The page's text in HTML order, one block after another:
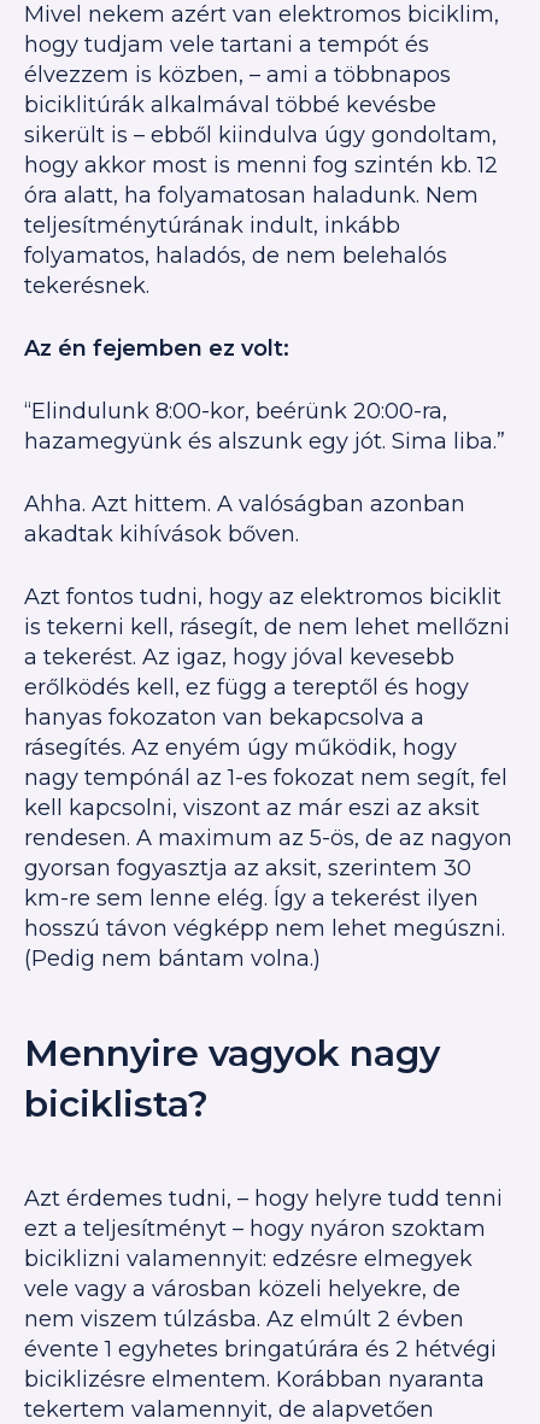
Mivel nekem azért van elektromos biciklim,
hogy tudjam vele tartani a tempót és
élvezzem is közben, – ami a többnapos
biciklitúrák alkalmával többé kevésbe
sikerült is – ebből kiindulva úgy gondoltam,
hogy akkor most is menni fog szintén kb. 12
óra alatt, ha folyamatosan haladunk. Nem
teljesítménytúrának indult, inkább
folyamatos, haladós, de nem belehalós
tekerésnek.
Az én fejemben ez volt:
“Elindulunk 8:00-kor, beérünk 20:00-ra,
hazamegyünk és alszunk egy jót. Sima liba.”
Ahha. Azt hittem. A valóságban azonban
akadtak kihívások bőven.
Azt fontos tudni, hogy az elektromos biciklit
is tekerni kell, rásegít, de nem lehet mellőzni
a tekerést. Az igaz, hogy jóval kevesebb
erőlködés kell, ez függ a tereptől és hogy
hanyas fokozaton van bekapcsolva a
rásegítés. Az enyém úgy működik, hogy
nagy tempónál az 1-es fokozat nem segít, fel
kell kapcsolni, viszont az már eszi az aksit
rendesen. A maximum az 5-ös, de az nagyon
gyorsan fogyasztja az aksit, szerintem 30
km-re sem lenne elég. Így a tekerést ilyen
hosszú távon végképp nem lehet megúszni.
(Pedig nem bántam volna.)
Mennyire vagyok nagy
biciklista?
Azt érdemes tudni, – hogy helyre tudd tenni
ezt a teljesítményt – hogy nyáron szoktam
biciklizni valamennyit: edzésre elmegyek
vele vagy a városban közeli helyekre, de
nem viszem túlzásba. Az elmúlt 2 évben
évente 1 egyhetes bringatúrára és 2 hétvégi
biciklizésre elmentem. Korábban nyaranta
tekertem valamennyit, de alapvetően